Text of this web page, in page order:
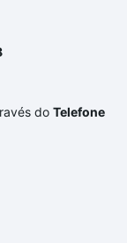
do Telefone